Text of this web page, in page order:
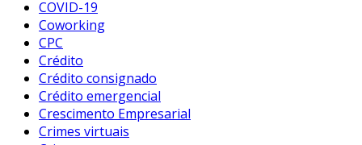
COVID-19
Coworking
CPC
Crédito
Crédito consignado
Crédito emergencial
Crescimento Empresarial
Crimes virtuais